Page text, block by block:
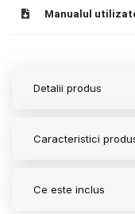
Manualul
Detalii produs
Caracteristici
Ce este inclus